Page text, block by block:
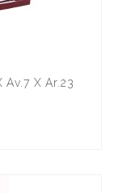
Av.7 X Ar.23